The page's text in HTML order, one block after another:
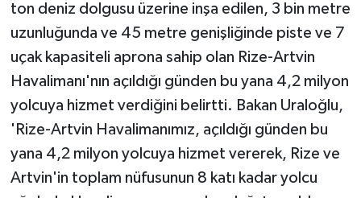
ton deniz dolgusu üzerine inşa edilen, 3 bin metre
uzunluğunda ve 45 metre genişliğinde piste ve 7
uçak kapasiteli aprona sahip olan Rize-Artvin
Havalimanı'nın açıldığı günden bu yana 4,2 milyon
yolcuya hizmet verdiğini belirtti. Bakan Uraloğlu,
'Rize-Artvin Havalimanımız, açıldığı günden bu
yana 4,2 milyon yolcuya hizmet vererek, Rize ve
Artvin'in toplam nüfusunun 8 katı kadar yolcu